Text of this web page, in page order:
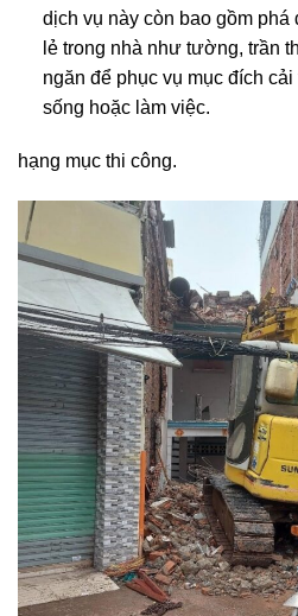
dịch vụ này còn bao gồm
lẻ trong nhà như tường, trần
ngăn để phục vụ mục đích
sống hoặc làm việc.
hạng mục thi công.